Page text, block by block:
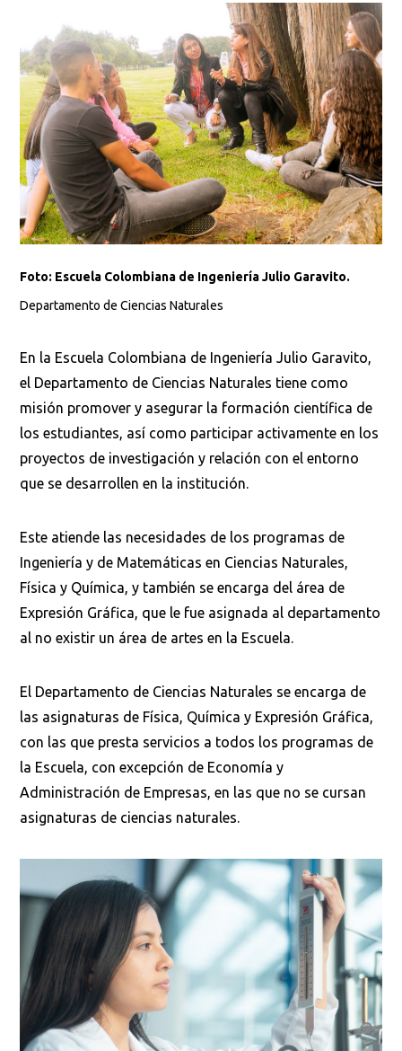
Foto: Escuela Colombiana de Ingeniería Julio Garavito.
Departamento de Ciencias Naturales
En la Escuela Colombiana de Ingeniería Julio Garavito,
el Departamento de Ciencias Naturales tiene como
misión promover y asegurar la formación científica de
los estudiantes, así como participar activamente en los
proyectos de investigación y relación con el entorno
que se desarrollen en la institución.
Este atiende las necesidades de los programas de
Ingeniería y de Matemáticas en Ciencias Naturales,
Física y Química, y también se encarga del área de
Expresión Gráfica, que le fue asignada al departamento
al no existir un área de artes en la Escuela.
El Departamento de Ciencias Naturales se encarga de
las asignaturas de Física, Química y Expresión Gráfica,
con las que presta servicios a todos los programas de
la Escuela, con excepción de Economía y
Administración de Empresas, en las que no se cursan
asignaturas de ciencias naturales.